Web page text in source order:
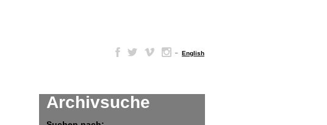
– English
Archivsuche